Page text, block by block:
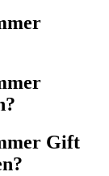
Gift